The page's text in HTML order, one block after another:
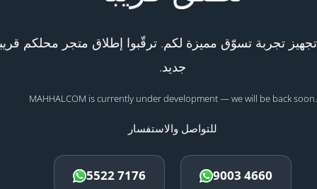
تجربة تسوّق مميزة لكم. ترقّبوا إطلاق متجر محلكم
جديد.
MAHHALCOM is currently under development — we will be back soon.
للتواصل والاستفسار
5522 7176 9003 4660